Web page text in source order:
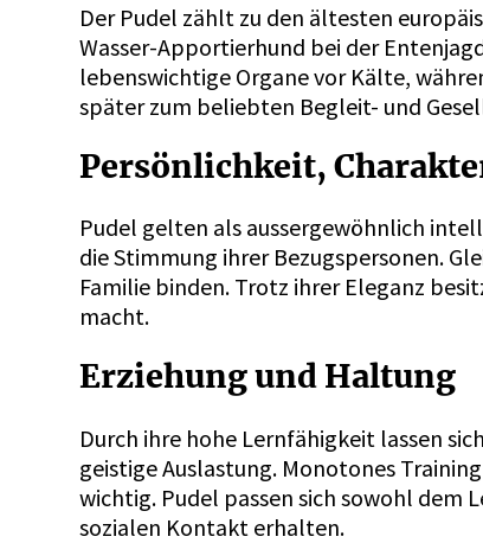
Der Pudel zählt zu den ältesten
Wasser-Apportierhund bei der
lebenswichtige Organe vor Kälte,
später zum beliebten Begleit- und
Persönlichkeit,
Pudel gelten als aussergewöhnlich
die Stimmung ihrer Bezugspersonen.
Familie binden. Trotz ihrer Eleganz
macht.
Erziehung und Haltung
Durch ihre hohe Lernfähigkeit lassen
geistige Auslastung. Monotones
wichtig. Pudel passen sich sowohl dem
sozialen Kontakt erhalten.